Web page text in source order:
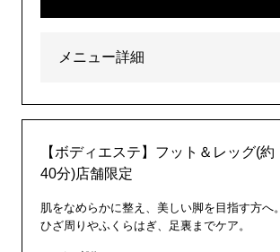
メニュー詳細
【ボディエステ】フット＆レッグ(約
40分)店舗限定
肌をなめらかに整え、美しい脚を目指す方へ。
ひざ周りやふくらはぎ、足裏までケア。